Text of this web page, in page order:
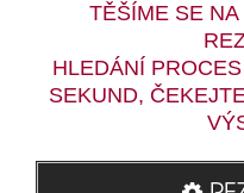
TĚŠÍME SE
HLEDÁNÍ
SEKUND,